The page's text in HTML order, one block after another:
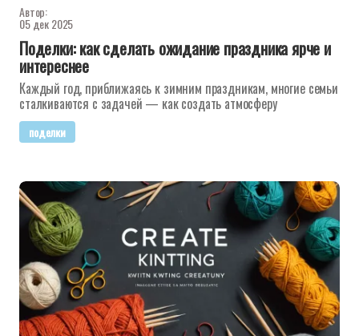
Автор:
05 дек 2025
Поделки: как сделать ожидание праздника ярче и
интереснее
Каждый год, приближаясь к зимним праздникам, многие семьи
сталкиваются с задачей — как создать атмосферу
поделки